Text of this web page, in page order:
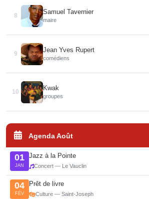
8
Samuel Tavernier
maire
9
Jean Yves Rupert
comédiens
10
Kwak
groupes
Agenda Août
01
JAN
Jazz à la Pointe
Concert — Le Vauclin
04
FÉV
Prêt de livre
Culture — Saint-Joseph